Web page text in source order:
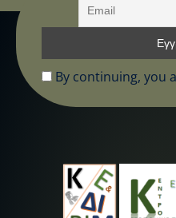
By continuing, you